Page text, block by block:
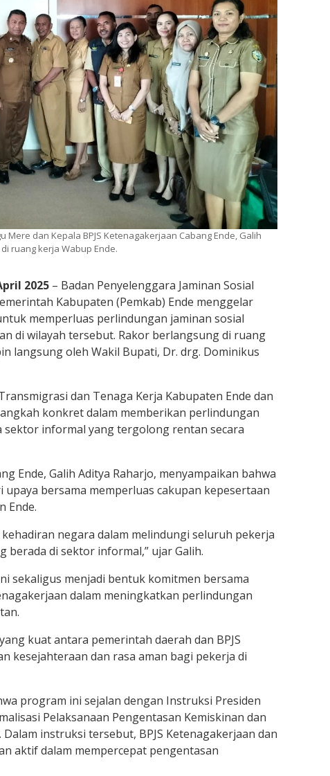
Mere dan Kepala BPJS Ketenagakerjaan Cabang Ende, Galih
ruang kerja Wabup Ende.
2025 – Badan Penyelenggara Jaminan Sosial
Kabupaten (Pemkab) Ende menggelar
memperluas perlindungan jaminan sosial
di wilayah tersebut. Rakor berlangsung di ruang
langsung oleh Wakil Bupati, Dr. drg. Dominikus
dan Tenaga Kerja Kabupaten Ende dan
konkret dalam memberikan perlindungan
sektor informal yang tergolong rentan secara
Ende, Galih Aditya Raharjo, menyampaikan bahwa
bersama memperluas cakupan kepesertaan
Ende.
negara dalam melindungi seluruh pekerja
berada di sektor informal,” ujar Galih.
sekaligus menjadi bentuk komitmen bersama
dalam meningkatkan perlindungan
kuat antara pemerintah daerah dan BPJS
kesejahteraan dan rasa aman bagi pekerja di
program ini sejalan dengan Instruksi Presiden
Pelaksanaan Pengentasan Kemiskinan dan
instruksi tersebut, BPJS Ketenagakerjaan dan
aktif dalam mempercepat pengentasan